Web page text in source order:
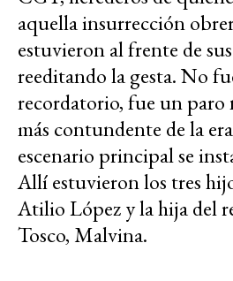
aquella insurrección
estuvieron al frente de
reeditando la gesta. No
recordatorio, fue un paro
más contundente de la
escenario principal se
Allí estuvieron los tres
Atilio López y la hija del
Tosco, Malvina.